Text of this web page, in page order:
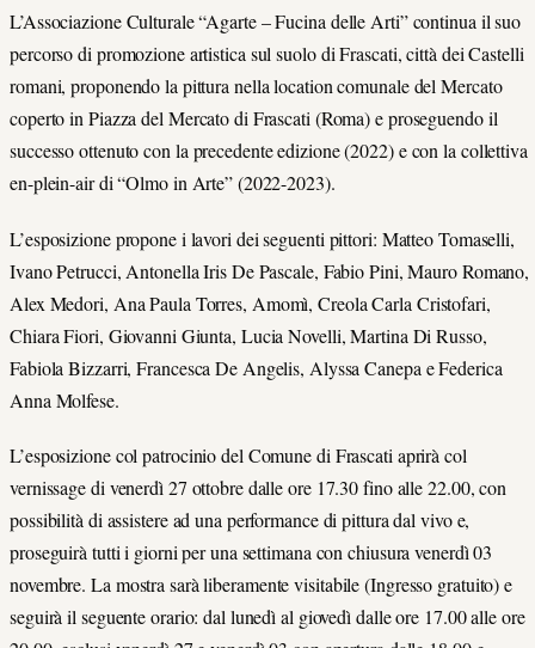
L’Associazione Culturale “Agarte – Fucina delle Arti” continua il suo
percorso di promozione artistica sul suolo di Frascati, città dei Castelli
romani, proponendo la pittura nella location comunale del Mercato
coperto in Piazza del Mercato di Frascati (Roma) e proseguendo il
successo ottenuto con la precedente edizione (2022) e con la collettiva
en-plein-air di “Olmo in Arte” (2022-2023).
L’esposizione propone i lavori dei seguenti pittori: Matteo Tomaselli,
Ivano Petrucci, Antonella Iris De Pascale, Fabio Pini, Mauro Romano,
Alex Medori, Ana Paula Torres, Amomì, Creola Carla Cristofari,
Chiara Fiori, Giovanni Giunta, Lucia Novelli, Martina Di Russo,
Fabiola Bizzarri, Francesca De Angelis, Alyssa Canepa e Federica
Anna Molfese.
L’esposizione col patrocinio del Comune di Frascati aprirà col
vernissage di venerdì 27 ottobre dalle ore 17.30 fino alle 22.00, con
possibilità di assistere ad una performance di pittura dal vivo e,
proseguirà tutti i giorni per una settimana con chiusura venerdì 03
novembre. La mostra sarà liberamente visitabile (Ingresso gratuito) e
seguirà il seguente orario: dal lunedì al giovedì dalle ore 17.00 alle ore